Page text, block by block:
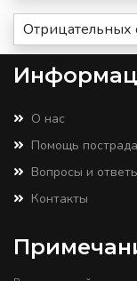
Отрицательных
О нас
Помощь
Вопросы и
Контакты